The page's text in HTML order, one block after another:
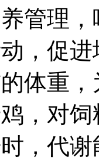
管理
，促
体重
，对
，代